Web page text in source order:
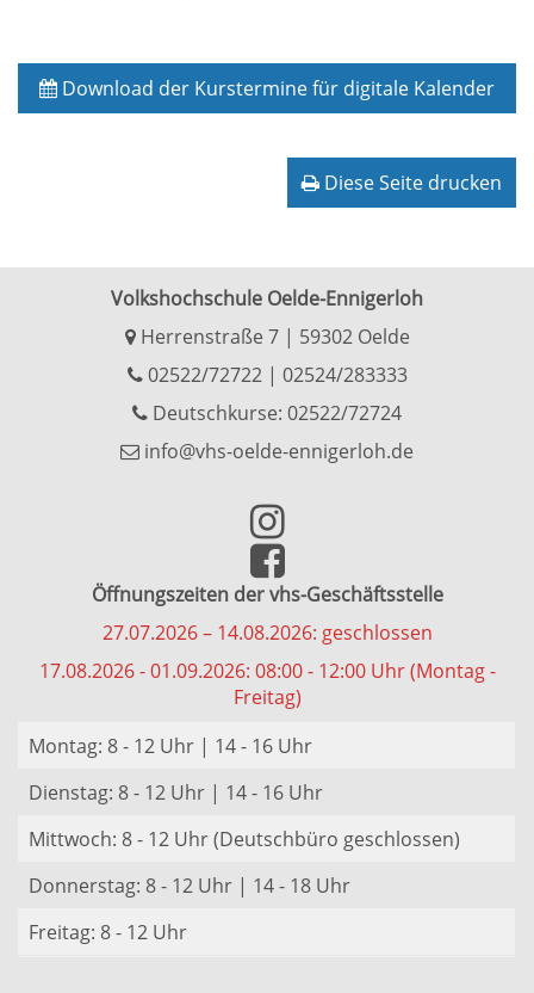
Download der Kurstermine für digitale Kalender
Diese Seite drucken
Volkshochschule Oelde-Ennigerloh
Herrenstraße 7 | 59302 Oelde
02522/72722| 02524/283333
Deutschkurse: 02522/72724
info@vhs-oelde-ennigerloh.de
Öffnungszeiten der vhs-Geschäftsstelle
27.07.2026 – 14.08.2026: geschlossen
17.08.2026 - 01.09.2026: 08:00 - 12:00 Uhr (Montag -
Freitag)
Montag: 8 - 12 Uhr | 14 - 16 Uhr
Dienstag: 8 - 12 Uhr | 14 - 16 Uhr
Mittwoch: 8 - 12 Uhr (Deutschbüro geschlossen)
Donnerstag: 8 - 12 Uhr | 14 - 18 Uhr
Freitag: 8 - 12 Uhr